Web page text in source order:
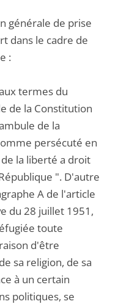
générale de prise
dans le cadre de
:
termes du
de la Constitution
de la
persécuté en
la liberté a droit
". D'autre
A de l'article
du 28 juillet 1951,
toute
d'être
sa religion, de sa
à un certain
politiques, se